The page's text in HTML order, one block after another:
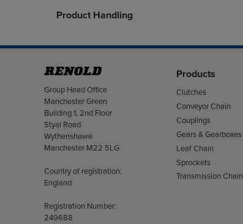
Product Handling
Address
Group Head Office
Manchester Green
Building 1, 2nd Floor
Styal Road
Wythenshawe
Manchester M22 5LG
Country of registration:
England
Registration Number:
249688
Products
Clutches
Conveyor Chain
Couplings
Gears & Gearboxes
Leaf Chain
Sprockets
Transmission Chain